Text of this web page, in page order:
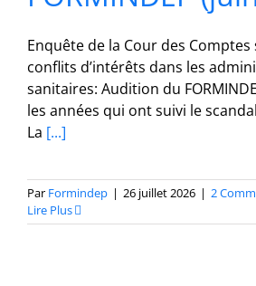
Enquête de la Cour des
conflits d’intérêts dans les
sanitaires: Audition du
les années qui ont suivi le
La [...]
Par Formindep | 26 juillet 2026 | 2
Lire Plus